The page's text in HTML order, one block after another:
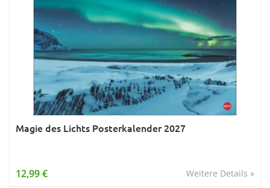
Magie des Lichts Posterkalender 2027
Weitere Details »
12,99 €